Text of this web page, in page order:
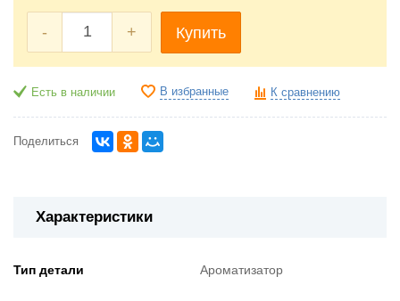
- + Купить
Есть в наличии В избранные К сравнению
Поделиться
Характеристики
Тип детали Ароматизатор